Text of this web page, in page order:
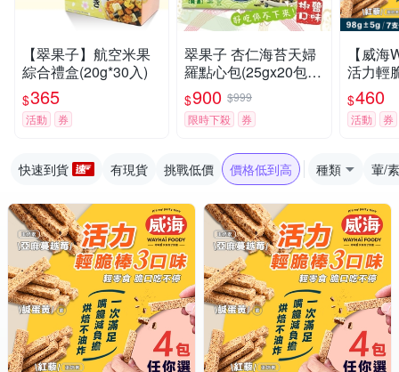
【翠果子】航空米果
綜合禮盒(20g*30入)
$365
活動 券
翠果子 杏仁海苔天婦
羅點心包(25gx20包)x
2盒
$900 $999
限時下殺
券
【威
活力輕
任選
棒/鹹蛋
藜)
$460
活動 券
快速到貨 有現貨 挑戰低價 價格低到高 種類 葷/素